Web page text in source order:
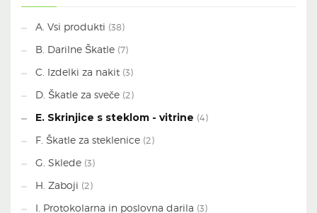
A. Vsi produkti (38)
B. Darilne Škatle (7)
C. Izdelki za nakit (3)
D. Škatle za sveče (2)
E. Skrinjice s steklom - vitrine (4)
F. Škatle za steklenice (2)
G. Sklede (3)
H. Zaboji (2)
I. Protokolarna in poslovna darila (3)